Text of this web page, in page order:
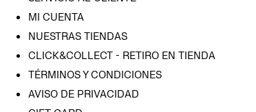
MI CUENTA
NUESTRAS TIENDAS
CLICK&COLLECT - RETIRO EN TIENDA
TÉRMINOS Y CONDICIONES
AVISO DE PRIVACIDAD